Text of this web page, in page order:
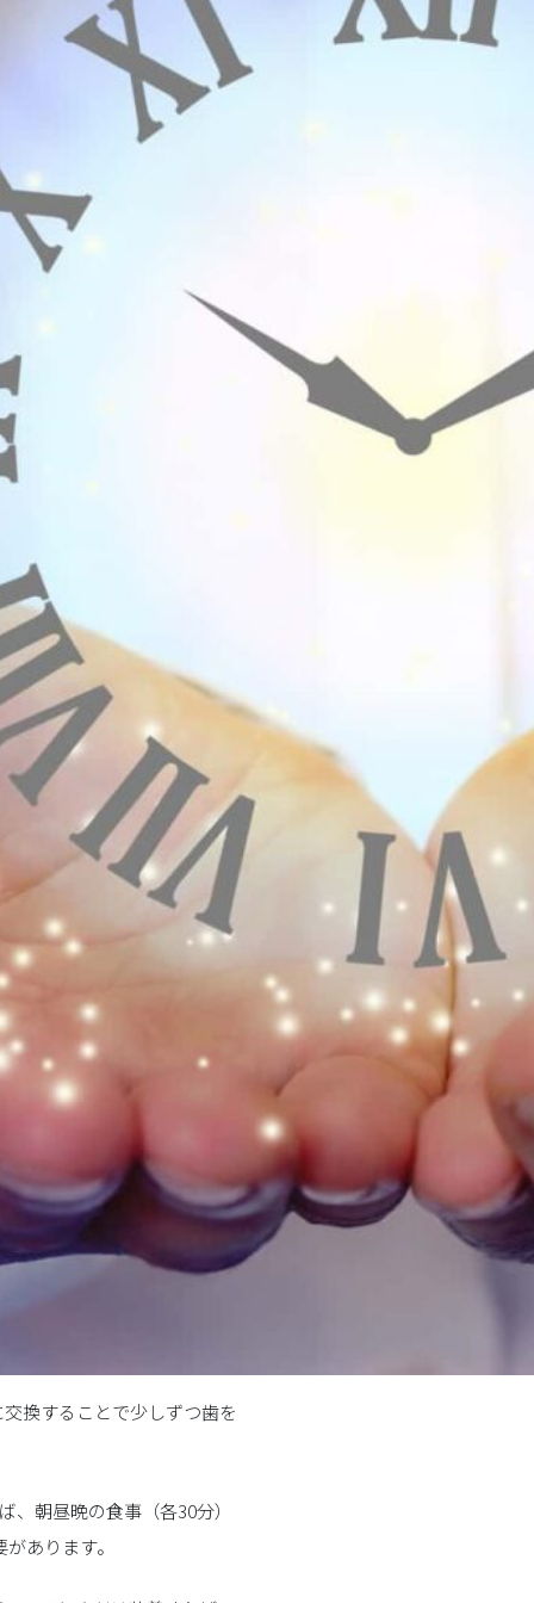
換することで少しずつ歯を
朝昼晩の食事（各30分）
あります。